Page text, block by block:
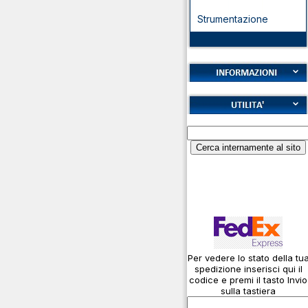
Strumentazione
Cookies
Diritto di recesso
Informativa sulla privacy
Alfabeto Fonetico ICAO
Calcolatore
attenuazione cavi
Connessioni
microfoniche
Cosa è l' ADS-B
Montaggio connettori
Parliamo di antenne e
Per vedere lo stato della
spedizione inserisci qui il
codice e premi il tasto Invio
sulla tastiera